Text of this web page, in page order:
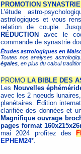
PROMOTION
L'étude astro-
astrologiques et vous
relation de couple.
RÉDUCTION
avec le
commande de synastrie
Études astrologiques en
Toutes nos analyses
égales , en plus du calcul
PROMO LA BIBLE DES
Les Nouvelles
avec les 2 noeuds
planétaires. Édition
clarifiée des données et
Magnifique ouvrage
pages format
mai 2024 profitez des
EPHEM24*.